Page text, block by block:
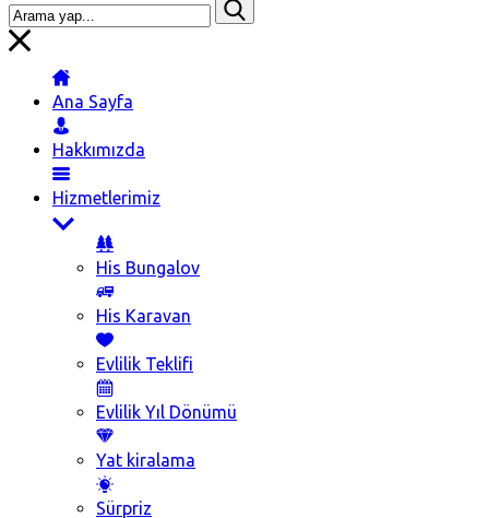
Ana Sayfa
Hakkımızda
Hizmetlerimiz
His Bungalov
His Karavan
Evlilik Teklifi
Evlilik Yıl Dönümü
Yat kiralama
Sürpriz